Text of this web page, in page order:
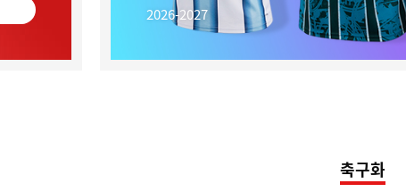
2026-2027
축구화